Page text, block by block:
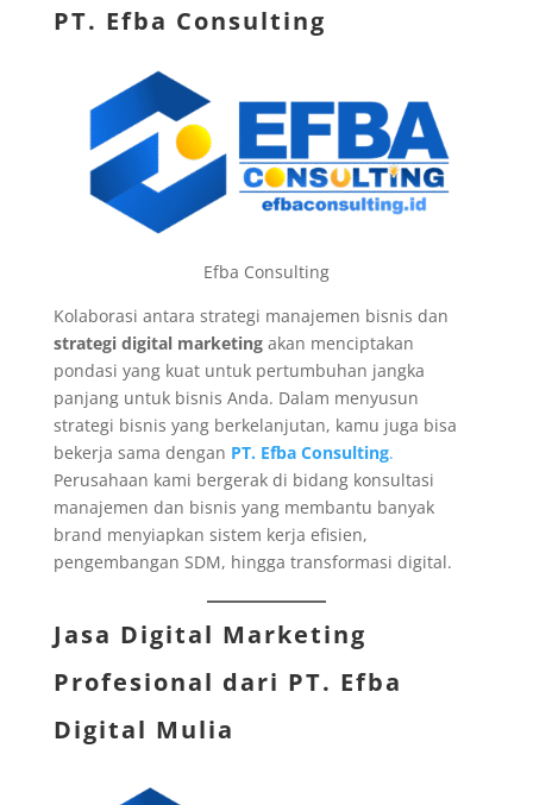
PT. Efba Consulting
Efba Consulting
Kolaborasi antara strategi manajemen bisnis dan
strategi digital marketingakan menciptakan
pondasi yang kuat untuk pertumbuhan jangka
panjang untuk bisnis Anda. Dalam menyusun
strategi bisnis yang berkelanjutan, kamu juga bisa
bekerja sama dengan PT. Efba Consulting.
Perusahaan kami bergerak di bidang konsultasi
manajemen dan bisnis yang membantu banyak
brand menyiapkan sistem kerja efisien,
pengembangan SDM, hingga transformasi digital.
Jasa Digital Marketing
Profesional dari PT. Efba
Digital Mulia